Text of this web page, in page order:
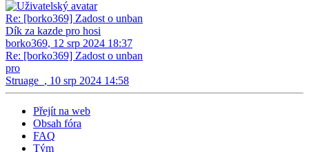
Re: [borko369] Zadost o unban
Dík za kazde pro hosi
borko369, 12 srp 2024 18:37
Re: [borko369] Zadost o unban
pro
Struage_ , 10 srp 2024 14:58
Přejít na web
Obsah fóra
FAQ
Tým